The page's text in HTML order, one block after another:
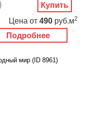
Подробнее
Цена от 490 руб.м2
Купить
мир (ID 8961)